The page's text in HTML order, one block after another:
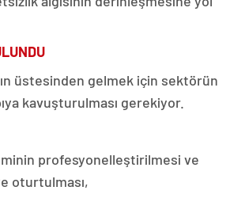
üstesinden gelmek için sektörün
kavuşturulması gerekiyor.
profesyonelleştirilmesi ve
oturtulması,